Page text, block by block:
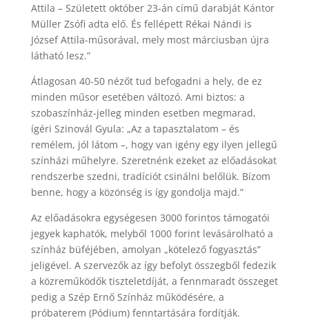
Attila – Született október 23-án című darabját Kántor
Müller Zsófi adta elő. És fellépett Rékai Nándi is
József Attila-műsorával, mely most márciusban újra
látható lesz.”
Átlagosan 40-50 nézőt tud befogadni a hely, de ez
minden műsor esetében változó. Ami biztos: a
szobaszínház-jelleg minden esetben megmarad,
ígéri Szinovál Gyula: „Az a tapasztalatom – és
remélem, jól látom –, hogy van igény egy ilyen jellegű
színházi műhelyre. Szeretnénk ezeket az előadásokat
rendszerbe szedni, tradíciót csinálni belőlük. Bízom
benne, hogy a közönség is így gondolja majd.”
Az előadásokra egységesen 3000 forintos támogatói
jegyek kaphatók, melyből 1000 forint levásárolható a
színház büféjében, amolyan „kötelező fogyasztás”
jeligével. A szervezők az így befolyt összegből fedezik
a közreműködők tiszteletdíját, a fennmaradt összeget
pedig a Szép Ernő Színház működésére, a
próbaterem (Pódium) fenntartására fordítják.